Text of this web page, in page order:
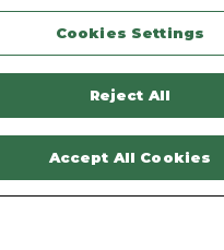
Legal Notice
Sitemap
Contactez-nous
Cookies Settings
Reject All
Accept All Cookies